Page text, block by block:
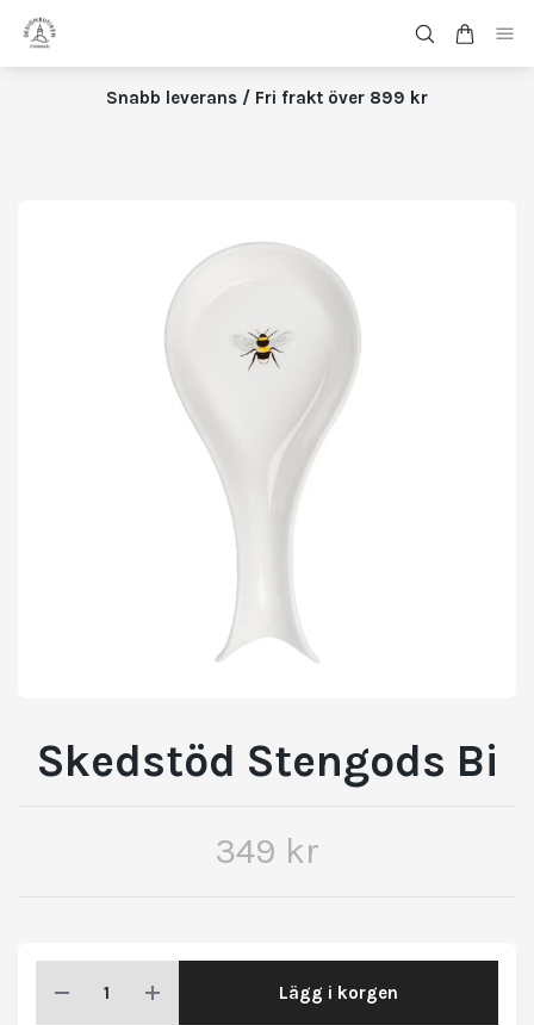
Snabb leverans / Fri frakt över 899 kr
Skedstöd Stengods Bi
349 kr
Lägg i korgen